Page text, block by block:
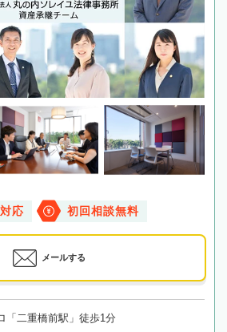
応 初回相談無料
メールする
「二重橋前駅」徒歩1分